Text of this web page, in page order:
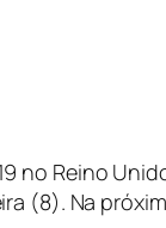
no Reino
(8). Na